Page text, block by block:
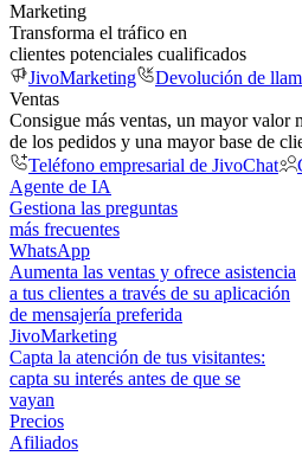
Marketing
Transforma el tráfico en
clientes potenciales cualificados
JivoMarketing
Devolución de
Ventas
Consigue más ventas, un mayor valor
de los pedidos y una mayor base de
Teléfono empresarial de JivoChat
Agente de IA
Gestiona las preguntas
más frecuentes
WhatsApp
Aumenta las ventas y ofrece asistencia
a tus clientes a través de su aplicación
de mensajería preferida
JivoMarketing
Capta la atención de tus visitantes:
capta su interés antes de que se
vayan
Precios
Afiliados